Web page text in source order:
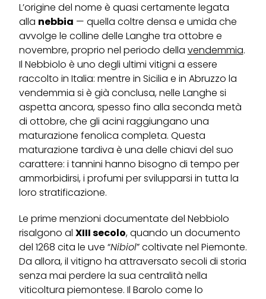
L’origine del nome è quasi certamente legata
alla nebbia — quella coltre densa e umida che
avvolge le colline delle Langhe tra ottobre e
novembre, proprio nel periodo della vendemmia.
Il Nebbiolo è uno degli ultimi vitigni a essere
raccolto in Italia: mentre in Sicilia e in Abruzzo la
vendemmia si è già conclusa, nelle Langhe si
aspetta ancora, spesso fino alla seconda metà
di ottobre, che gli acini raggiungano una
maturazione fenolica completa. Questa
maturazione tardiva è una delle chiavi del suo
carattere: i tannini hanno bisogno di tempo per
ammorbidirsi, i profumi per svilupparsi in tutta la
loro stratificazione.
Le prime menzioni documentate del Nebbiolo
risalgono al XIII secolo, quando un documento
del 1268 cita le uve “Nibiol” coltivate nel Piemonte.
Da allora, il vitigno ha attraversato secoli di storia
senza mai perdere la sua centralità nella
viticoltura piemontese. Il Barolo come lo